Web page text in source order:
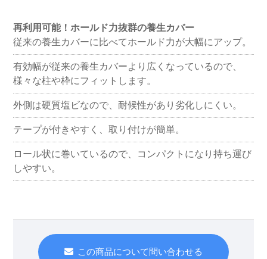
再利用可能！ホールド力抜群の養生カバー
従来の養生カバーに比べてホールド力が大幅にアップ。
有効幅が従来の養生カバーより広くなっているので、
様々な柱や枠にフィットします。
外側は硬質塩ビなので、耐候性があり劣化しにくい。
テープが付きやすく、取り付けが簡単。
ロール状に巻いているので、コンパクトになり持ち運び
しやすい。
この商品について問い合わせる